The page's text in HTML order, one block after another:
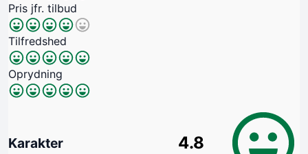
Pris jfr. tilbud
Tilfredshed
Oprydning
Karakter 4.8